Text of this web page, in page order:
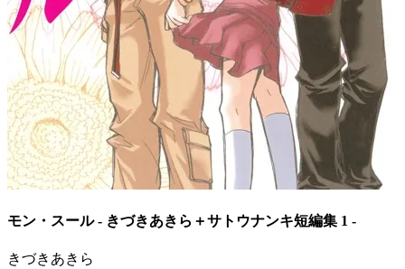
モン・スール - きづきあきら＋サトウナンキ短編集 1 -
きづきあきら